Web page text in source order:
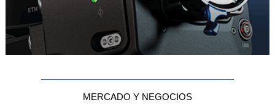
MERCADO Y NEGOCIOS